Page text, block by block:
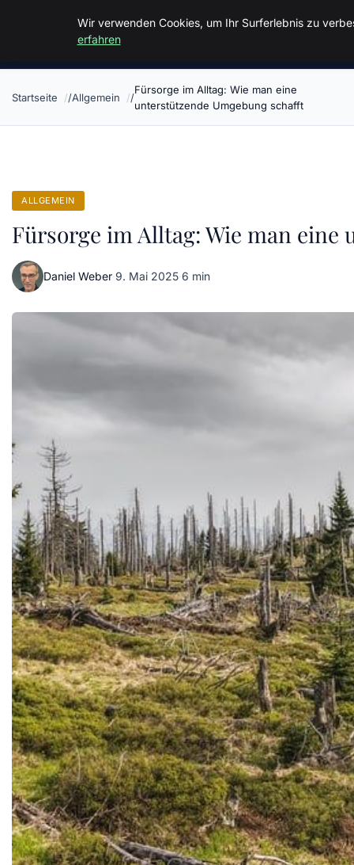
Malzminden
Startseite Allgemein
Fürsorge im Alltag: Wie man eine
unterstützende Umgebung schafft
ALLGEMEIN
Fürsorge im Alltag: Wie man
Daniel Weber·9. Mai 2025·6 min
Wir verwenden Cookies, um Ihr Surferlebnis zu
erfahren